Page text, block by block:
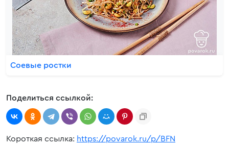
Соевые ростки
Поделиться ссылкой:
Короткая ссылка: https://povarok.ru/p/BFN